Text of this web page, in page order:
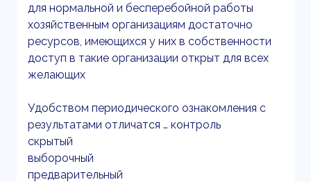
для нормальной и бесперебойной работы
хозяйственным организациям достаточно
ресурсов, имеющихся у них в собственности
доступ в такие организации открыт для всех
желающих
Удобством периодического ознакомления с
результатами отличатся … контроль
скрытый
выборочный
предварительный